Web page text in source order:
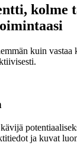
kolme
kuin
ja kuvat